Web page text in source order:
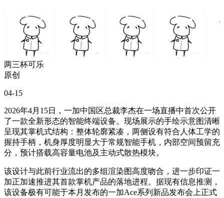
两三杯可乐
原创
04-15
2026年4月15日，一加中国区总裁李杰在一场直播中首次公开
了一款全新形态的智能终端设备。现场展示的手绘示意图清晰
呈现其掌机式结构：整体轮廓紧凑，两侧设有符合人体工学的
握持手柄，机身厚度明显大于常规智能手机，内部空间预留充
分，预计搭载高容量电池及主动式散热模块。
该设计与此前行业流出的多组渲染图高度吻合，进一步印证一
加正加速推进其首款掌机产品的落地进程。据现有信息推测，
该设备极有可能于本月发布的一加Ace系列新品发布会上正式